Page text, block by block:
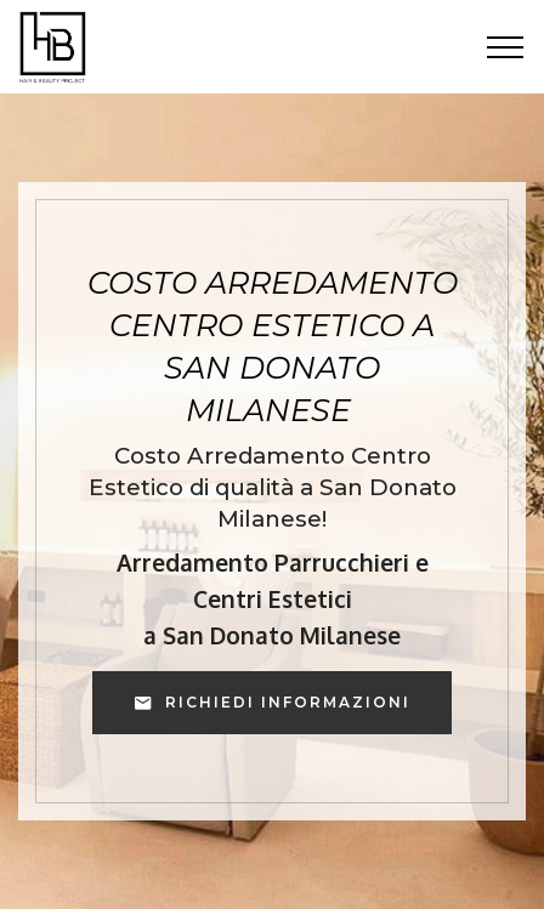
COSTO ARREDAMENTO
CENTRO ESTETICO A
SAN DONATO
MILANESE
Costo Arredamento Centro
Estetico di qualità a San Donato
Milanese!
Arredamento Parrucchieri e
Centri Estetici
a San Donato Milanese
RICHIEDI INFORMAZIONI